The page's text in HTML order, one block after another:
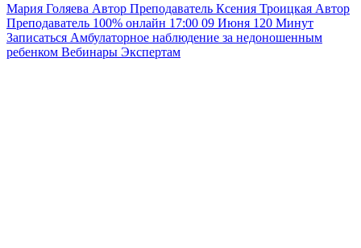
Мария Голяева Автор Преподаватель Ксения Троицкая Автор
Преподаватель 100% онлайн 17:00 09 Июня 120 Минут
Записаться Амбулаторное наблюдение за недоношенным
ребенком Вебинары Экспертам